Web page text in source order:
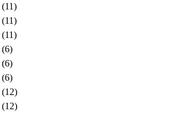
(11)
(11)
(11)
(6)
(6)
(6)
(12)
(12)